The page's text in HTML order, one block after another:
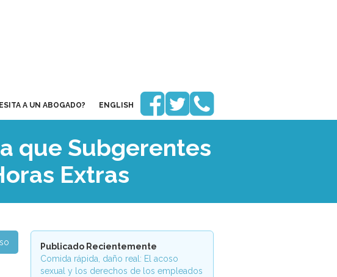
A UN ABOGADO? ENGLISH 
que Subgerentes
Extras
Publicado Recientemente
Comida rápida, daño real: El acoso
sexual y los derechos de los empleados